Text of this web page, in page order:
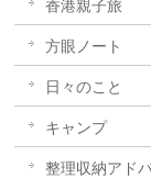
香港親子旅
方眼ノート
日々のこと
キャンプ
整理収納アド